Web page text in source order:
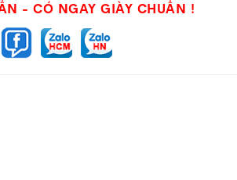
- CÓ NGAY GIÀY CHUẨN !